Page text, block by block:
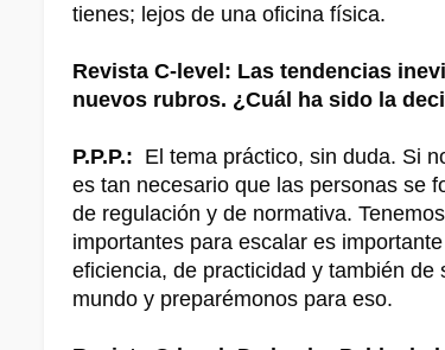
tienes; lejos de una oficina física.
Revista C-level: Las tendencias
nuevos rubros. ¿Cuál ha sido la
P.P.P.: El tema práctico, sin duda. Si
es tan necesario que las personas se
de regulación y de normativa.
importantes para escalar es
eficiencia, de practicidad y también
mundo y preparémonos para eso.